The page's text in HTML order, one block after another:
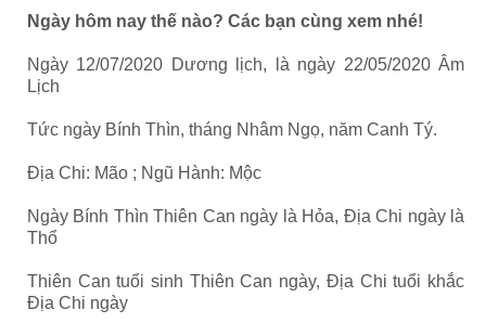
Ngày hôm nay thế nào? Các bạn cùng xem nhé!
Ngày 12/07/2020 Dương lịch, là ngày 22/05/2020 Âm
Lịch
Tức ngày Bính Thìn, tháng Nhâm Ngọ, năm Canh Tý.
Địa Chi: Mão ; Ngũ Hành: Mộc
Ngày Bính Thìn Thiên Can ngày là Hỏa, Địa Chi ngày là
Thổ
Thiên Can tuổi sinh Thiên Can ngày, Địa Chi tuổi khắc
Địa Chi ngày